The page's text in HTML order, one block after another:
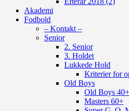
Akademi
Fodbold
– Kontakt –
Senior
2. Senior
3. Holdet
Lukkede Hold
Kriterier for
Old Boys
Old Boys 40+
Masters 60+